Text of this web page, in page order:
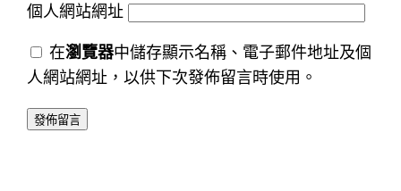
個人網站網址
在瀏覽器中儲存顯示名稱、電子郵件地址及個
人網站網址，以供下次發佈留言時使用。